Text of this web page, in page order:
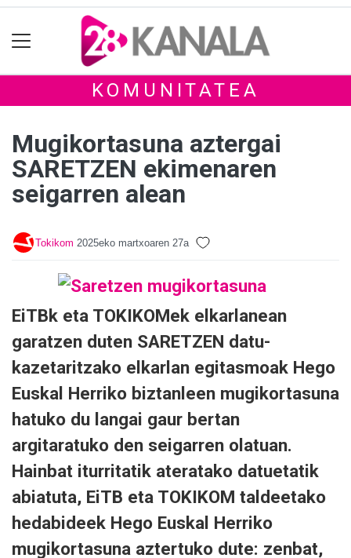
KOMUNITATEA
Mugikortasuna aztergai
SARETZEN ekimenaren
seigarren alean
Tokikom 2025eko martxoaren 27a
EiTBk eta TOKIKOMek elkarlanean
garatzen duten SARETZEN datu-
kazetaritzako elkarlan egitasmoak Hego
Euskal Herriko biztanleen mugikortasuna
hatuko du langai gaur bertan
argitaratuko den seigarren olatuan.
Hainbat iturritatik ateratako datuetatik
abiatuta, EiTB eta TOKIKOM taldeetako
hedabideek Hego Euskal Herriko
mugikortasuna aztertuko dute: zenbat,